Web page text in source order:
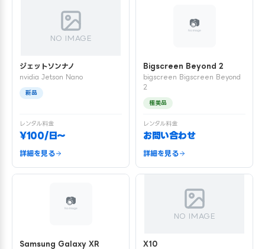
NO IMAGE
ジェットソンナノ
nvidia Jetson Nano
新品
レンタル料金
¥100/日〜
詳細を見る
Bigscreen Beyond 2
bigscreen Bigscreen Beyond
2
極美品
レンタル料金
お問い合わせ
詳細を見る
Samsung Galaxy XR
NO IMAGE
X10